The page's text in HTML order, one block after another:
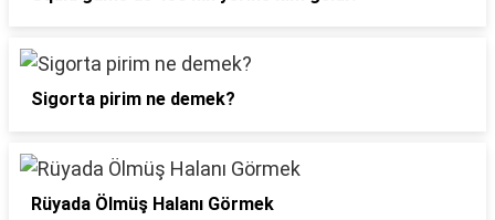
Sigorta pirim ne demek?
Rüyada Ölmüş Halanı Görmek